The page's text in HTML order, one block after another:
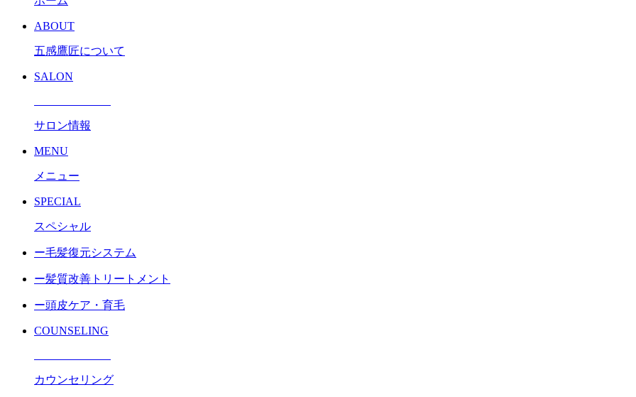
ABOUT
五感鷹匠について
SALON
サロン情報
MENU
メニュー
SPECIAL
スペシャル
ー毛髪復元システム
ー髪質改善トリートメント
ー頭皮ケア・育毛
COUNSELING
カウンセリング